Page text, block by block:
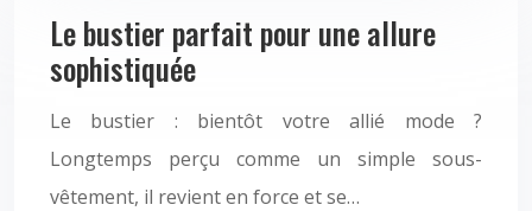
Le bustier parfait pour une allure
sophistiquée
Le bustier : bientôt votre allié mode ?
Longtemps perçu comme un simple sous-
vêtement, il revient en force et se…